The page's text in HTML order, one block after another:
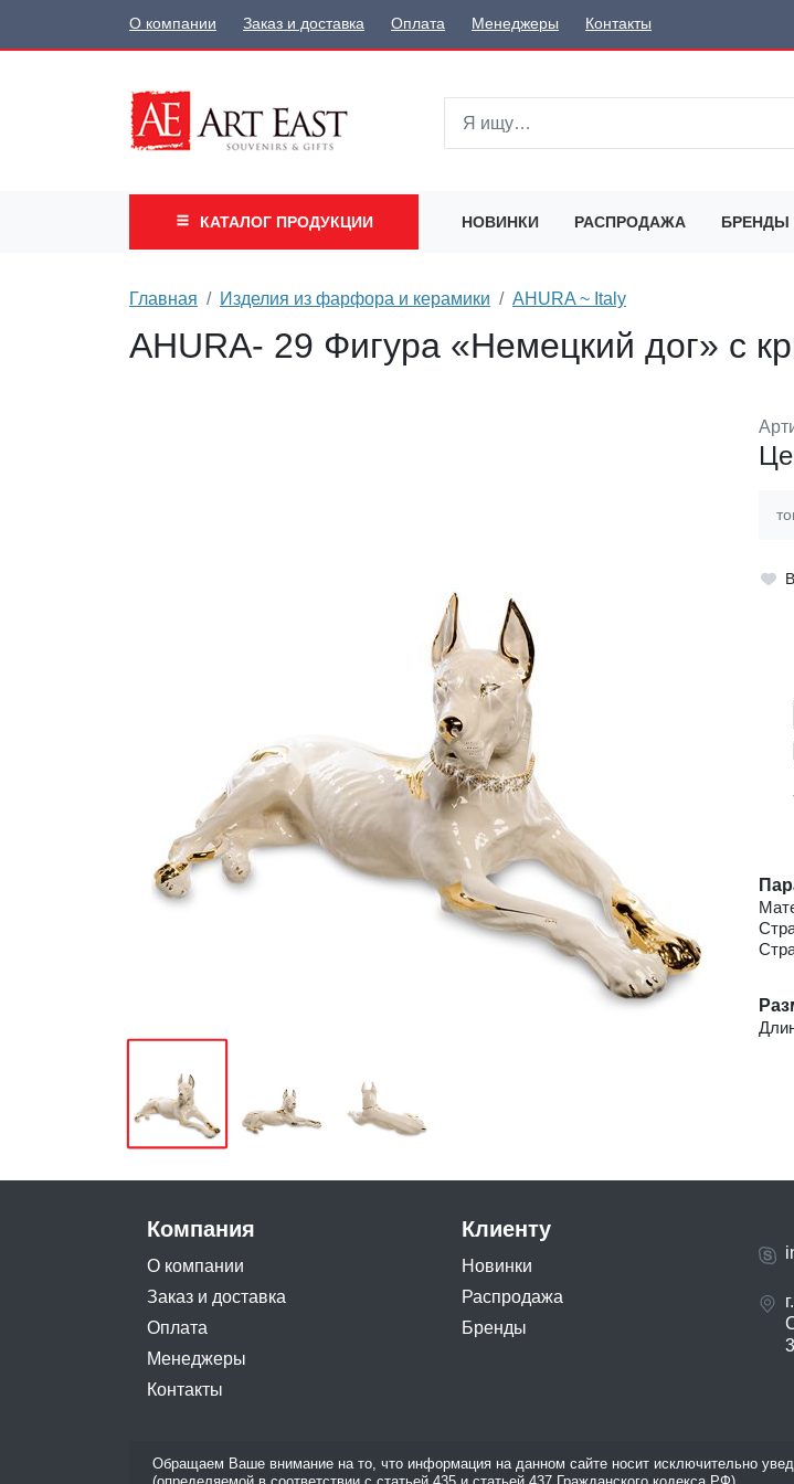
О компании Заказ и доставка Оплата Менеджеры Контакты
КАТАЛОГ ПРОДУКЦИИ НОВИНКИ РАСПРОДАЖА БРЕНДЫ
Главная Изделия из фарфора и керамики AHURA ~ Italy
AHURA- 29 Фигура «Немецкий дог» с
Компания
О компании
Заказ и доставка
Оплата
Менеджеры
Контакты
Клиенту
Новинки
Распродажа
Бренды
Обращаем Ваше внимание на то, что информация на данном сайте носит исключительно